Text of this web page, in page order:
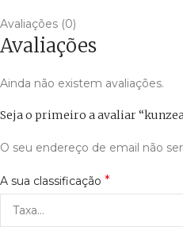
Avaliações (0)
Avaliações
Ainda não existem avaliações.
Seja o primeiro a avaliar
O seu endereço de email não
A sua classificação *